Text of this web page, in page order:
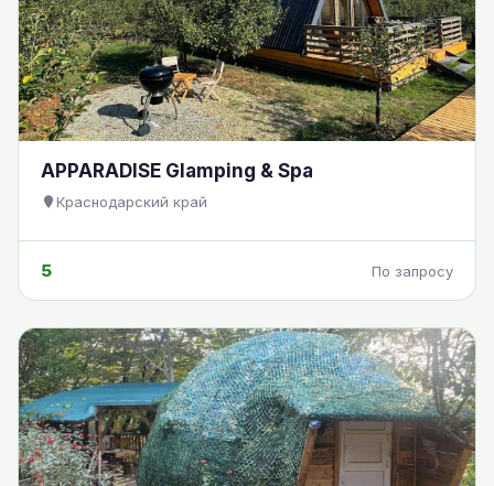
APPARADISE Glamping & Spa
Краснодарский край
5 По запросу